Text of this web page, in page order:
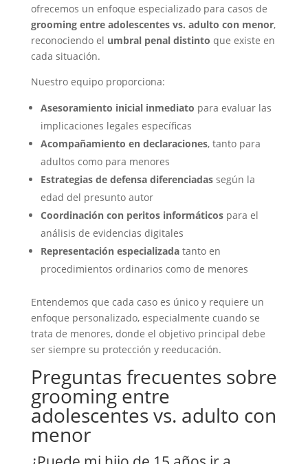
ofrecemos un enfoque especializado para casos de
grooming entre adolescentes vs. adulto con menor,
reconociendo el umbral penal distinto que existe en
cada situación.
Nuestro equipo proporciona:
Asesoramiento inicial inmediato para evaluar las
implicaciones legales específicas
Acompañamiento en declaraciones, tanto para
adultos como para menores
Estrategias de defensa diferenciadassegún la
edad del presunto autor
Coordinación con peritos informáticospara el
análisis de evidencias digitales
Representación especializadatanto en
procedimientos ordinarios como de menores
Entendemos que cada caso es único y requiere un
enfoque personalizado, especialmente cuando se
trata de menores, donde el objetivo principal debe
ser siempre su protección y reeducación.
Preguntas frecuentes sobre
grooming entre
adolescentes vs. adulto con
menor